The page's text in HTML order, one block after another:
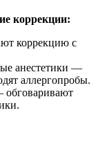
коррекции:
коррекцию с
анестетики —
аллергопробы.